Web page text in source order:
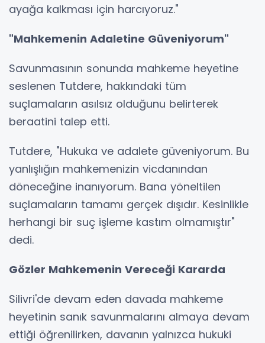
ayağa kalkması için harcıyoruz."
"Mahkemenin Adaletine Güveniyorum"
Savunmasının sonunda mahkeme heyetine
seslenen Tutdere, hakkındaki tüm
suçlamaların asılsız olduğunu belirterek
beraatini talep etti.
Tutdere, "Hukuka ve adalete güveniyorum. Bu
yanlışlığın mahkemenizin vicdanından
döneceğine inanıyorum. Bana yöneltilen
suçlamaların tamamı gerçek dışıdır. Kesinlikle
herhangi bir suç işleme kastım olmamıştır"
dedi.
Gözler Mahkemenin Vereceği Kararda
Silivri'de devam eden davada mahkeme
heyetinin sanık savunmalarını almaya devam
ettiği öğrenilirken, davanın yalnızca hukuki